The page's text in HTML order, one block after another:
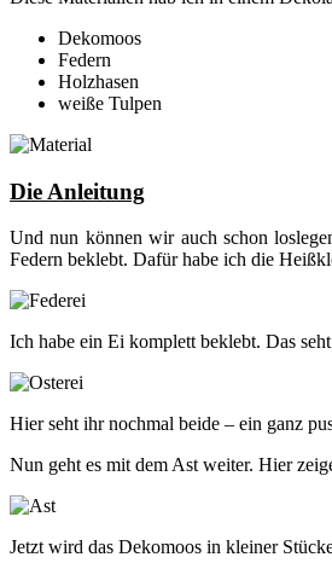
Dekomoos
Federn
Holzhasen
weiße Tulpen
Die Anleitung
Und nun können wir auch schon
Federn beklebt. Dafür habe ich die
Ich habe ein Ei komplett beklebt. Das
Hier seht ihr nochmal beide – ein ganz
Nun geht es mit dem Ast weiter. Hier
Jetzt wird das Dekomoos in kleiner